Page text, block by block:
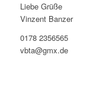
Liebe Grüße
Vinzent Banzer
0178 2356565
vbta@gmx.de